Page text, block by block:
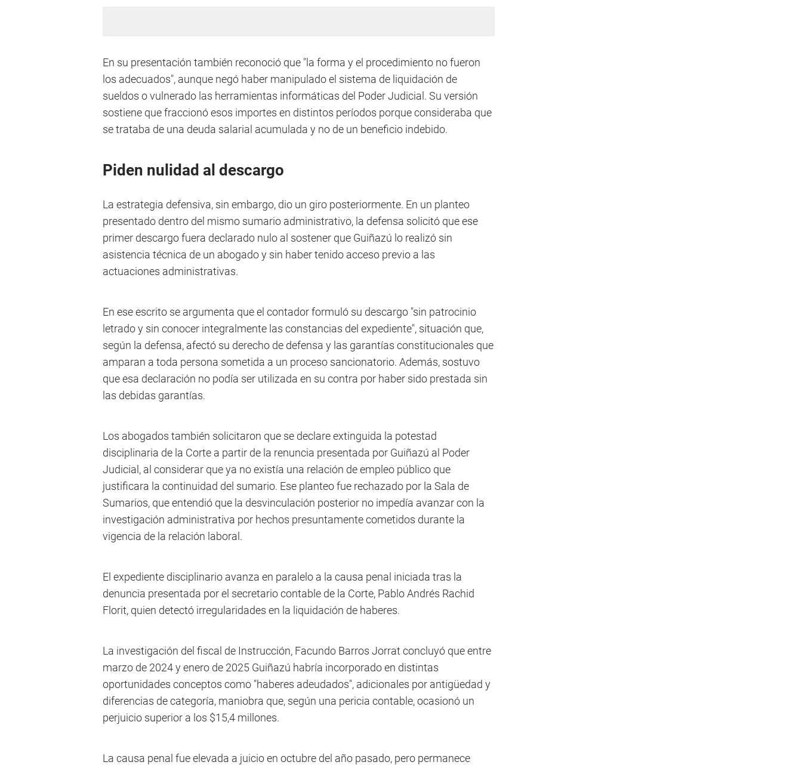
En su presentación también reconoció que "la forma y el procedimiento no fueron
los adecuados", aunque negó haber manipulado el sistema de liquidación de
sueldos o vulnerado las herramientas informáticas del Poder Judicial. Su versión
sostiene que fraccionó esos importes en distintos períodos porque consideraba que
se trataba de una deuda salarial acumulada y no de un beneficio indebido.
Piden nulidad al descargo
La estrategia defensiva, sin embargo, dio un giro posteriormente. En un planteo
presentado dentro del mismo sumario administrativo, la defensa solicitó que ese
primer descargo fuera declarado nulo al sostener que Guiñazú lo realizó sin
asistencia técnica de un abogado y sin haber tenido acceso previo a las
actuaciones administrativas.
En ese escrito se argumenta que el contador formuló su descargo "sin patrocinio
letrado y sin conocer integralmente las constancias del expediente", situación que,
según la defensa, afectó su derecho de defensa y las garantías constitucionales que
amparan a toda persona sometida a un proceso sancionatorio. Además, sostuvo
que esa declaración no podía ser utilizada en su contra por haber sido prestada sin
las debidas garantías.
Los abogados también solicitaron que se declare extinguida la potestad
disciplinaria de la Corte a partir de la renuncia presentada por Guiñazú al Poder
Judicial, al considerar que ya no existía una relación de empleo público que
justificara la continuidad del sumario. Ese planteo fue rechazado por la Sala de
Sumarios, que entendió que la desvinculación posterior no impedía avanzar con la
investigación administrativa por hechos presuntamente cometidos durante la
vigencia de la relación laboral.
El expediente disciplinario avanza en paralelo a la causa penal iniciada tras la
denuncia presentada por el secretario contable de la Corte, Pablo Andrés Rachid
Florit, quien detectó irregularidades en la liquidación de haberes.
La investigación del fiscal de Instrucción, Facundo Barros Jorrat concluyó que entre
marzo de 2024 y enero de 2025 Guiñazú habría incorporado en distintas
oportunidades conceptos como "haberes adeudados", adicionales por antigüedad y
diferencias de categoría, maniobra que, según una pericia contable, ocasionó un
perjuicio superior a los $15,4 millones.
La causa penal fue elevada a juicio en octubre del año pasado, pero permanece